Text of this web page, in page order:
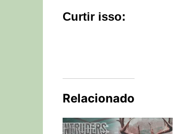
Curtir isso:
Relacionado